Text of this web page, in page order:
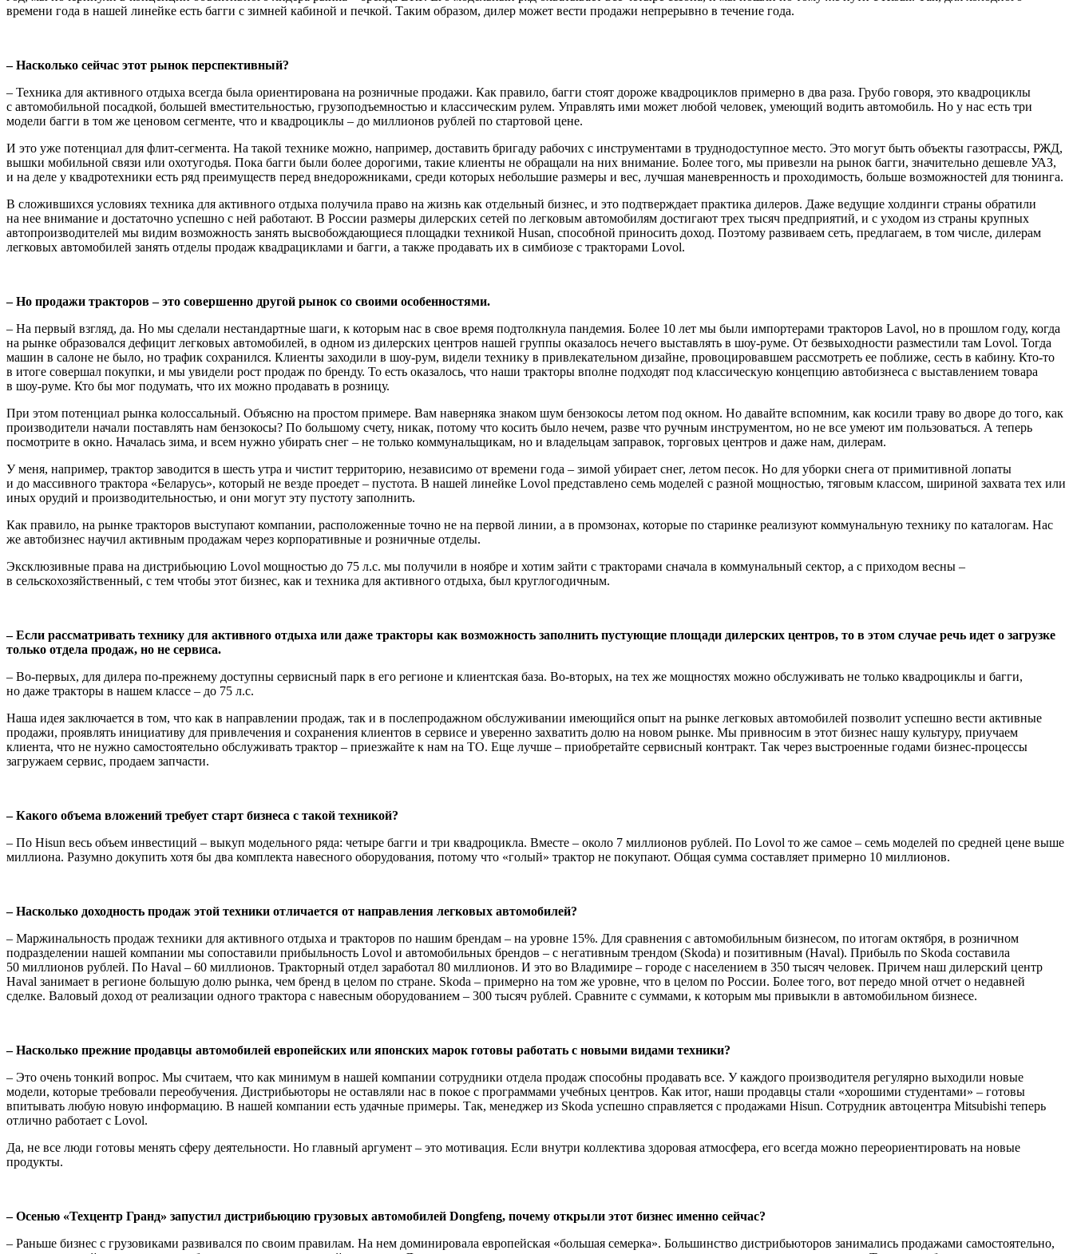
времени года в нашей линейке есть багги с зимней кабиной и печкой. Таким образом, дилер может вести продажи непрерывно в течение года.
– Насколько сейчас этот рынок перспек­тивный?
– Техника для активного отдыха всегда была ориентирована на розничные про­дажи. Как правило, багги стоят дороже квадроциклов примерно в два раза. Грубо говоря, это квадроциклы
с автомобиль­ной посадкой, большей вместительно­стью, грузоподъемностью и классиче­ским рулем. Управлять ими может любой человек, умеющий водить автомобиль. Но у нас есть три
модели багги в том же ценовом сегменте, что и квадроциклы – до миллионов рублей по стартовой цене.
И это уже потенциал для флит-сегмента. На такой технике можно, например, доставить бригаду рабочих с инструмен­тами в труднодоступное место. Это могут быть объекты газотрассы, РЖД,
вышки мобильной связи или охотугодья. Пока багги были более дорогими, такие клиен­ты не обращали на них внимание. Более того, мы привезли на рынок багги, значи­тельно дешевле УАЗ,
и на деле у квадро­техники есть ряд преимуществ перед вне­дорожниками, среди которых небольшие размеры и вес, лучшая маневренность и проходимость, больше возможностей для тюнинга.
В сложившихся условиях техника для активного отдыха получила право на жизнь как отдельный бизнес, и это под­тверждает практика дилеров. Даже веду­щие холдинги страны обратили
на нее внимание и достаточно успешно с ней работают. В России размеры дилерских сетей по легковым автомобилям достига­ют трех тысяч предприятий, и с уходом из страны крупных
автопроизводителей мы видим возможность занять высвобожда­ющиеся площадки техникой Husan, спо­собной приносить доход. Поэтому разви­ваем сеть, предлагаем, в том числе, диле­рам
легковых автомобилей занять отделы продаж квадрациклами и багги, а также продавать их в симбиозе с тракторами Lovol.
– Но продажи тракторов – это совершен­но другой рынок со своими особенностя­ми.
– На первый взгляд, да. Но мы сделали нестандартные шаги, к которым нас в свое время подтолкнула пандемия. Более 10 лет мы были импортерами трак­торов Lavol, но в прошлом году, когда
на рынке образовался дефицит легковых автомобилей, в одном из дилерских цен­тров нашей группы оказалось нечего выставлять в шоу-руме. От безвыходно­сти разместили там Lovol. Тогда
машин в салоне не было, но трафик сохранился. Клиенты заходили в шоу-рум, видели тех­нику в привлекательном дизайне, прово­цировавшем рассмотреть ее поближе, сесть в кабину. Кто-то
в итоге совершал покупки, и мы увидели рост продаж по бренду. То есть оказалось, что наши трак­торы вполне подходят под классическую концепцию автобизнеса с выставлением товара
в шоу-руме. Кто бы мог подумать, что их можно продавать в розницу.
При этом потенциал рынка колоссаль­ный. Объясню на простом примере. Вам наверняка знаком шум бензокосы летом под окном. Но давайте вспомним, как косили траву во дворе до того, как
про­изводители начали поставлять нам бен­зокосы? По большому счету, никак, потому что косить было нечем, разве что ручным инструментом, но не все умеют им пользоваться. А теперь
посмотрите в окно. Началась зима, и всем нужно убирать снег – не только коммунальщи­кам, но и владельцам заправок, торго­вых центров и даже нам, дилерам.
У меня, например, трактор заводится в шесть утра и чистит территорию, неза­висимо от времени года – зимой убира­ет снег, летом песок. Но для уборки снега от примитивной лопаты
и до массивного трактора «Беларусь», который не везде проедет – пустота. В нашей линейке Lovol представлено семь моделей с раз­ной мощностью, тяговым классом, шириной захвата тех или
иных орудий и производительностью, и они могут эту пустоту заполнить.
Как правило, на рынке тракторов высту­пают компании, расположенные точно не на первой линии, а в промзонах, которые по старинке реализуют коммунальную технику по каталогам. Нас
же автобизнес научил активным продажам через корпо­ративные и розничные отделы.
Эксклюзивные права на дистрибьюцию Lovol мощностью до 75 л.с. мы получили в ноябре и хотим зайти с тракторами сна­чала в коммунальный сектор, а с прихо­дом весны –
в сельскохозяйственный, с тем чтобы этот бизнес, как и техника для активного отдыха, был круглогодич­ным.
– Если рассматривать технику для актив­ного отдыха или даже тракторы как воз­можность заполнить пустующие площади дилерских центров, то в этом случае речь идет о загрузке
только отдела продаж, но не сервиса.
– Во-первых, для дилера по-прежнему доступны сервисный парк в его регионе и клиентская база. Во-вторых, на тех же мощностях можно обслуживать не только квадроциклы и багги,
но даже тракторы в нашем классе – до 75 л.с.
Наша идея заключается в том, что как в направлении продаж, так и в послепро­дажном обслуживании имеющийся опыт на рынке легковых автомобилей позволит успешно вести активные
продажи, про­являть инициативу для привлечения и сохранения клиентов в сервисе и уве­ренно захватить долю на новом рынке. Мы привносим в этот бизнес нашу куль­туру, приучаем
клиента, что не нужно самостоятельно обслуживать трактор – приезжайте к нам на ТО. Еще лучше – приобретайте сервисный контракт. Так через выстроенные годами бизнес-про­цессы
загружаем сервис, продаем запча­сти.
– Какого объема вложений требует старт бизнеса с такой техникой?
– По Hisun весь объем инвестиций – выкуп модельного ряда: четыре багги и три квадроцикла. Вместе – около 7 мил­лионов рублей. По Lovol то же самое – семь моделей по средней цене выше
мил­лиона. Разумно докупить хотя бы два ком­плекта навесного оборудования, потому что «голый» трактор не покупают. Общая сумма составляет примерно 10 миллионов.
– Насколько доходность продаж этой тех­ники отличается от направления легко­вых автомобилей?
– Маржинальность продаж техники для активного отдыха и тракторов по нашим брендам – на уровне 15%. Для сравнения с автомобильным бизнесом, по итогам октября, в розничном
подразделении нашей компании мы сопоставили при­быльность Lovol и автомобильных брен­дов – с негативным трендом (Skoda) и позитивным (Haval). Прибыль по Skoda составила
50 миллионов рублей. По Haval – 60 миллионов. Тракторный отдел заработал 80 миллионов. И это во Владимире – городе с населением в 350 тысяч человек. Причем наш дилерский центр
Haval занимает в регионе большую долю рынка, чем бренд в целом по стране. Skoda – примерно на том же уровне, что в целом по России. Более того, вот передо мной отчет о недавней
сделке. Валовый доход от реализации одного трактора с навесным оборудованием – 300 тысяч рублей. Сравните с суммами, к которым мы привыкли в автомобильном бизнесе.
– Насколько прежние продавцы автомо­билей европейских или японских марок готовы работать с новыми видами техни­ки?
– Это очень тонкий вопрос. Мы считаем, что как минимум в нашей компании сотрудники отдела продаж способны про­давать все. У каждого производителя регулярно выходили новые
модели, кото­рые требовали переобучения. Дистрибьюторы не оставляли нас в покое с программами учебных центров. Как итог, наши продавцы стали «хорошими студентами» – готовы
впитывать любую новую информацию. В нашей компании есть удачные примеры. Так, менеджер из Skoda успешно справляется с продажами Hisun. Сотрудник автоцентра Mitsubishi теперь
отлично работает с Lovol.
Да, не все люди готовы менять сферу дея­тельности. Но главный аргумент – это мотивация. Если внутри коллектива здо­ровая атмосфера, его всегда можно пере­ориентировать на новые
продукты.
– Осенью «Техцентр Гранд» запустил дис­трибьюцию грузовых автомобилей Dongfeng, почему открыли этот бизнес именно сейчас?
– Раньше бизнес с грузовиками разви­вался по своим правилам. На нем доми­нировала европейская «большая семер­ка». Большинство дистрибьюторов зани­мались продажами самостоятельно,